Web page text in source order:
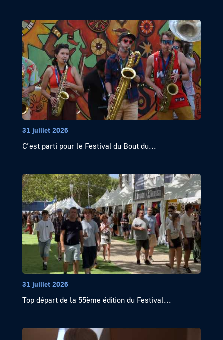
31 juillet 2026
C’est parti pour le Festival du Bout du...
31 juillet 2026
Top départ de la 55ème édition du Festival...